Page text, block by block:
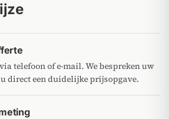
telefoon of e-mail. We bespreken uw
u direct een duidelijke prijsopgave.